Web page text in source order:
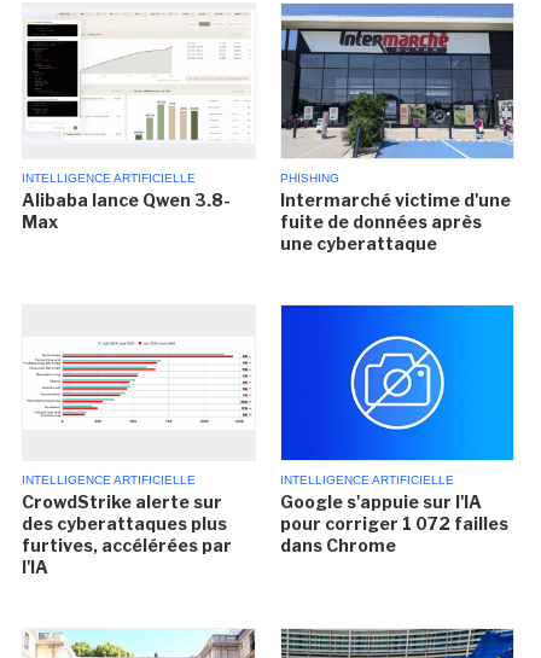
INTELLIGENCE ARTIFICIELLE
Alibaba lance Qwen 3.8-
Max
PHISHING
Intermarché victime d'une
fuite de données après
une cyberattaque
INTELLIGENCE ARTIFICIELLE
CrowdStrike alerte sur
des cyberattaques plus
furtives, accélérées par
l'IA
INTELLIGENCE ARTIFICIELLE
Google s'appuie sur l'IA
pour corriger 1 072 failles
dans Chrome